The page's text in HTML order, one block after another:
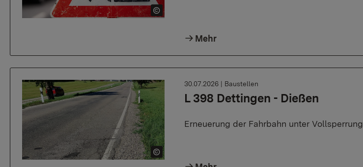
Mehr
L 398 Dettingen - Dießen
30.07.2026 | Baustellen
Erneuerung der Fahrbahn unter Vollsperrung